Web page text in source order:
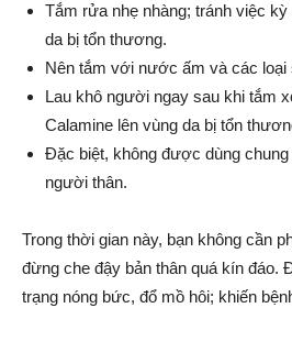
Tắm rửa nhẹ nhàng; tránh việc
da bị tổn thương.
Nên tắm với nước ấm và các
Lau khô người ngay sau khi tắm
Calamine lên vùng da bị tổn
Đặc biệt, không được dùng
người thân.
Trong thời gian này, bạn không cần
đừng che đậy bản thân quá kín đáo.
trạng nóng bức, đổ mồ hôi; khiến